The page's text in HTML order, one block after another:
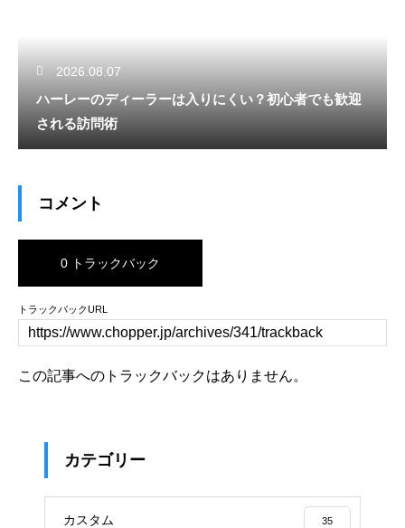
2026.08.07
ハーレーのディーラーは入りにくい？初心者でも歓迎
される訪問術
コメント
0 トラックバック
トラックバックURL
この記事へのトラックバックはありません。
カテゴリー
カスタム 35